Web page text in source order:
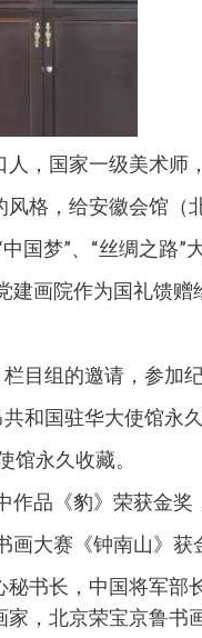
，国家一级美术师，
格，给安徽会馆（
国梦”、“丝绸之路
画院作为国礼馈赠
目组的邀请，参加
和国驻华大使馆永久
永久收藏。
品《豹》荣获金奖
大赛《钟南山》获
书长，中国将军
，北京荣宝京鲁书